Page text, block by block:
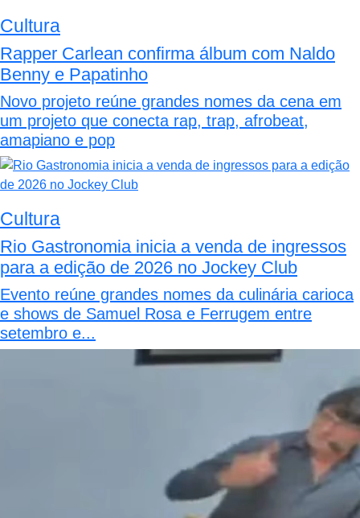
Cultura
Rapper Carlean confirma álbum com Naldo
Benny e Papatinho
Novo projeto reúne grandes nomes da cena em
um projeto que conecta rap, trap, afrobeat,
amapiano e pop
Cultura
Rio Gastronomia inicia a venda de ingressos
para a edição de 2026 no Jockey Club
Evento reúne grandes nomes da culinária carioca
e shows de Samuel Rosa e Ferrugem entre
setembro e...